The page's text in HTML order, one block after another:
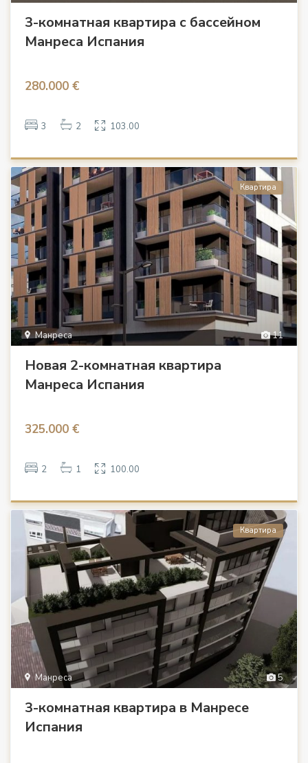
3-комнатная квартира с бассейном
Манреса Испания
280.000 €
3 2 103.00
11
Манреса
Квартира
Новая 2-комнатная квартира
Манреса Испания
325.000 €
2 1 100.00
5
Манреса
Квартира
3-комнатная квартира в Манресе
Испания